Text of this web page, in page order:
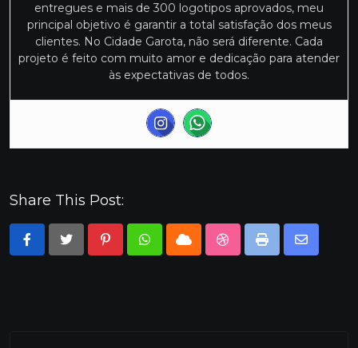
entregues e mais de 300 logotipos aprovados, meu
principal objetivo é garantir a total satisfação dos meus
clientes. No Cidade Garota, não será diferente. Cada
projeto é feito com muito amor e dedicação para atender
às expectativas de todos.
Share This Post:
PinterestWhatsapp
CloudStumbleUpon
Print
Share